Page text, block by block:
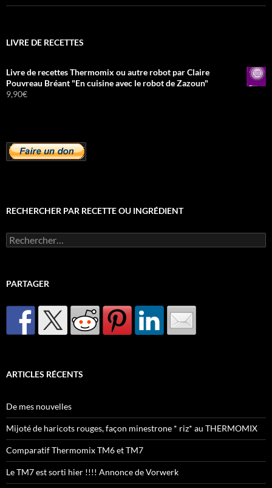
LIVRE DE RECETTES
Livre de recettes Thermomix ou autre robot par Claire
Pouvreau Bréant "En cuisine avec le robot de Zazoun"
9,90€
RECHERCHER PAR RECETTE OU INGRÉDIENT
Rechercher :
PARTAGER
ARTICLES RÉCENTS
De mes nouvelles
Mijoté de haricots rouges, façon minestrone * riz* au THERMOMIX
Comparatif Thermomix TM6 et TM7
Le TM7 est sorti hier !!!! Annonce de Vorwerk